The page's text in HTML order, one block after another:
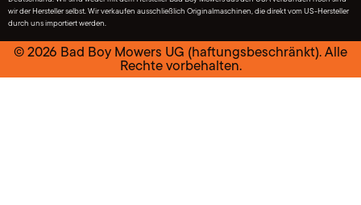
wir der Hersteller selbst. Wir verkaufen ausschließlich Originalmaschinen, die direkt vom US-Hersteller
durch uns importiert werden.
© 2026 Bad Boy Mowers UG (haftungsbeschränkt). Alle
Rechte vorbehalten.